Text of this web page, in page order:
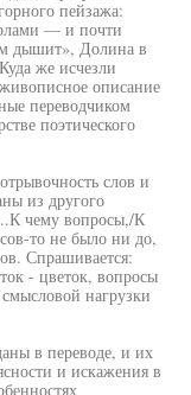
пейзажа:
— и почти
дышит», Долина в
же исчезли
описание
переводчиком
поэтического
слов и
из другого
чему вопросы,/К
то не было ни до,
Спрашивается:
- цветок, вопросы
нагрузки
в переводе, и их
и искажения в